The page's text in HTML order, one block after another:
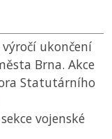
ukončení
Brna. Akce
Statutárního
vojenské